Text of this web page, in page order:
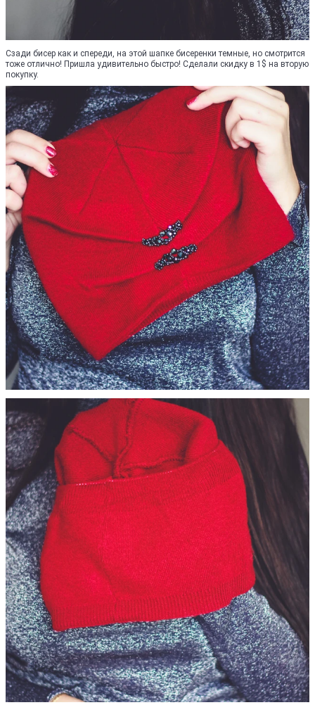
Сзади бисер как и спереди, на этой шапке бисеренки темные, но смотрится
тоже отлично! Пришла удивительно быстро! Сделали скидку в 1$ на вторую
покупку.